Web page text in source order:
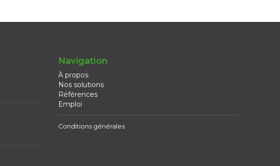
Navigation
À propos
Nos solutions
Références
Emploi
Conditions générales